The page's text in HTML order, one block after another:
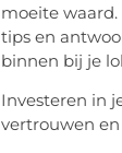
moeite
tips en
binnen bij je
Investeren in
vertrouwen